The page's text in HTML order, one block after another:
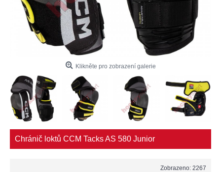
Klikněte pro zobrazení galerie
Chránič loktů CCM Tacks AS 580 Junior
Zobrazeno: 2267